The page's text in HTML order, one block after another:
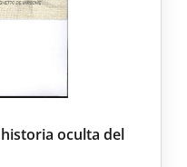
oculta del